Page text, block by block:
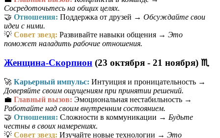
Сосредоточьтесь на общих целях.
🤝 Отношения: Поддержка от друзей → Обсуждайте свои
идеи с ними.
💡 Совет звезд: Развивайте навыки общения → Это
поможет наладить рабочие отношения.
Женщина-Скорпион (23 октября - 21 ноября) ♏
🚀 Карьерный импульс: Интуиция и проницательность →
Доверяйте своим ощущениям при принятии решений.
💼 Главный вызов: Эмоциональная нестабильность →
Работайте над своим внутренним состоянием.
🤝 Отношения: Сложности в коммуникации → Будьте
честны в своих намерениях.
💡 Совет звезд: Изучайте новые технологии → Это